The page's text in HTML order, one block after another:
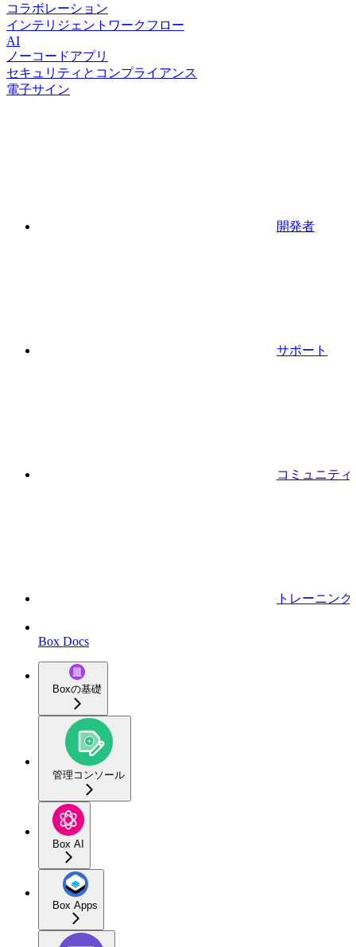
コラボレーション
インテリジェントワークフロー
AI
ノーコードアプリ
セキュリティとコンプライアンス
電子サイン
開発者
サポート
コミュニティ
トレーニング
Box Docs
Boxの基礎
管理コンソール
Box AI
Box Apps